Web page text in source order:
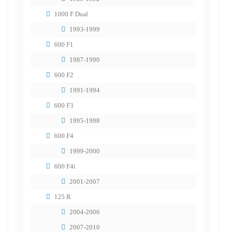
1000 F Dual
1993-1999
600 F1
1987-1990
600 F2
1991-1994
600 F3
1995-1998
600 F4
1999-2000
600 F4i
2001-2007
125 R
2004-2006
2007-2010